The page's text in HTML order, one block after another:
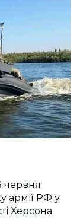
червня
армії РФ у
Херсона.